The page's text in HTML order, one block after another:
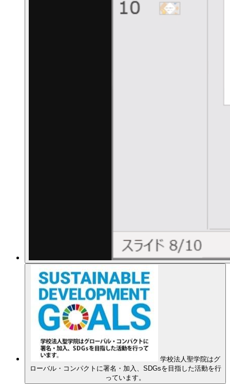
学校法人聖学院はグ
ローバル・コンパクトに署名・加入、SDGsを目指した活動を行
っています。